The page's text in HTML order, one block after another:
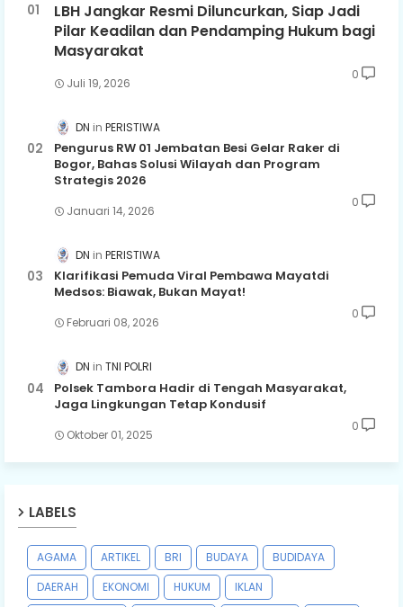
LBH Jangkar Resmi Diluncurkan, Siap Jadi
Pilar Keadilan dan Pendamping Hukum bagi
Masyarakat
Juli 19, 2026
0
DN PERISTIWA
Pengurus RW 01 Jembatan Besi Gelar Raker di
Bogor, Bahas Solusi Wilayah dan Program
Strategis 2026
Januari 14, 2026
0
DN PERISTIWA
Klarifikasi Pemuda Viral Pembawa Mayatdi
Medsos: Biawak, Bukan Mayat!
Februari 08, 2026
0
DN TNI POLRI
Polsek Tambora Hadir di Tengah Masyarakat,
Jaga Lingkungan Tetap Kondusif
Oktober 01, 2025
0
LABELS
AGAMA ARTIKEL BRI BUDAYA
BUDIDAYA
DAERAH
EKONOMI HUKUM
IKLAN